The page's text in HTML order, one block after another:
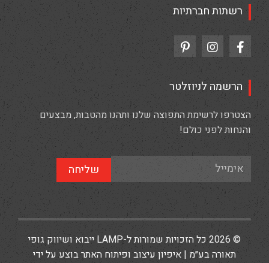
רשתות חברתיות
הרשמה לניוזלטר
הצטרפו לרשימת התפוצה שלנו ותהנו מהטבות, מבצעים
והנחות לפני כולם!
שליחה
© 2026 כל הזכויות שמורות ל-LAMP ייבוא ושיווק גופי
תאורה בע״מ | איפיון עיצוב ופיתוח האתר בוצע על ידי